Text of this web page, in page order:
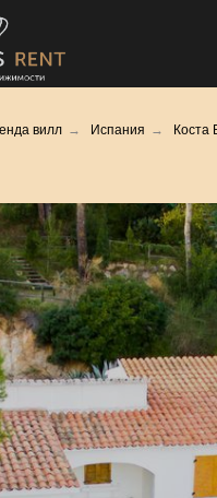
вилл → Испания → Коста